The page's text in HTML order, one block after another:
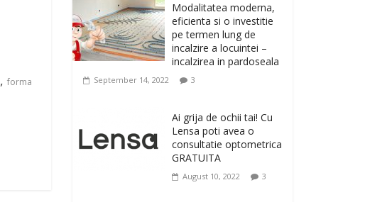
, forma
January 23, 2026 0
Sa gasesti cadoul
potrivit este de multe
ori o provocare. Idei
la Giftspot.ro, magazinul de cadouri
originale. O alegere buna, Oglinda de baie
cu mărire și iluminare LED
0
Modalitatea moderna,
eficienta si o investitie
pe termen lung de
incalzire a locuintei –
incalzirea in pardoseala
September 14, 2022 3
Ai grija de ochii tai! Cu
Lensa poti avea o
consultatie optometrica
GRATUITA
August 10, 2022 3